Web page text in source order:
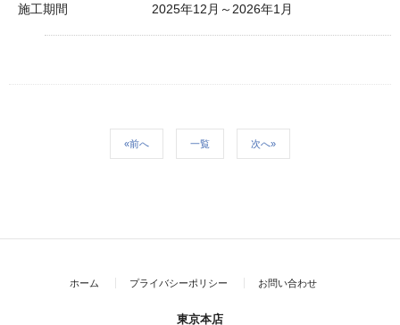
施工期間 2025年12月～2026年1月
«前へ 一覧 次へ»
ホーム プライバシーポリシー お問い合わせ
東京本店